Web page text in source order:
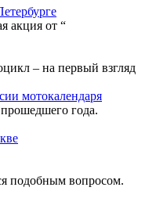
акция от “
– на первый взгляд
мотокалендаря
года.
подобным вопросом.